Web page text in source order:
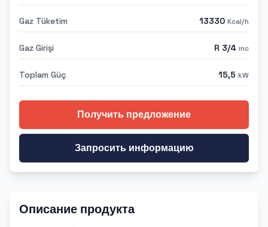
Gaz Tüketim 13330 Kcal/h
Gaz Girişi R 3/4 inc
Toplam Güç 15,5 kW
Получить предложение
Запросить информацию
Описание продукта